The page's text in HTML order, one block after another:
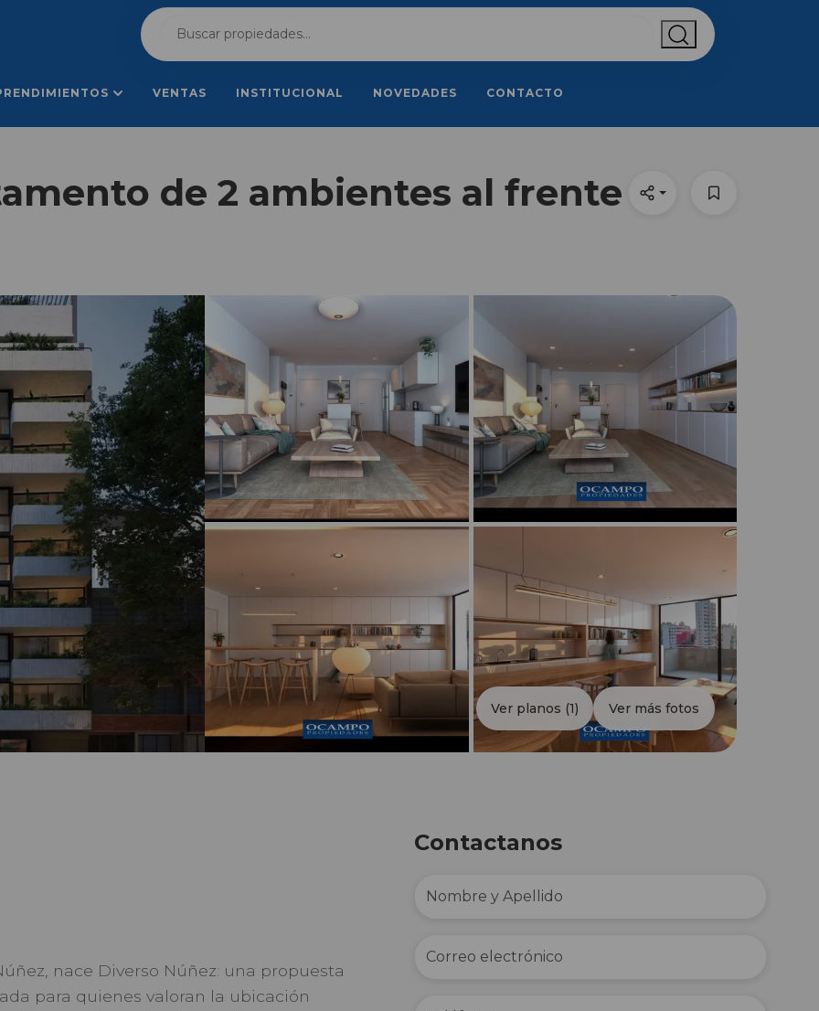
VENTAS INSTITUCIONAL NOVEDADES CONTACTO
de 2 ambientes al frente
Ver planos (1) Ver más fotos
nace Diverso Núñez: una propuesta
para quienes valoran la ubicación
Contactanos